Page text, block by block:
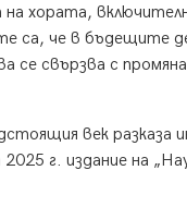
хората,
са, че в бъдещите
се свързва с
век
г. издание на